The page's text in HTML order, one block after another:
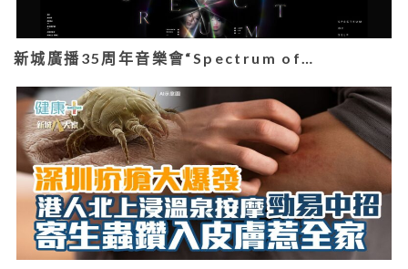
新城廣播35周年音樂會“Spectrum of…